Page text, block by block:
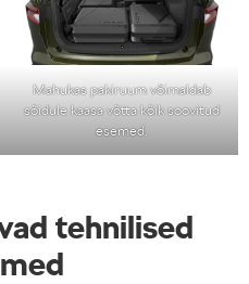
Mahukas pakiruum võimaldab
sõidule kaasa võtta kõik soovitud
esemed.
tehnilised